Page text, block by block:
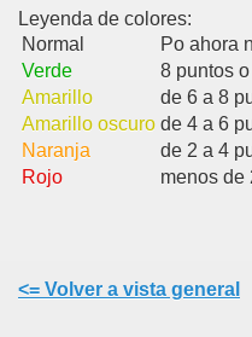
Leyenda de colores:
Normal
Po ahora
Verde
8 puntos
Amarillo
de 6 a 8
Amarillo oscuro de 4 a 6
Naranja
de 2 a 4
Rojo
menos de
<= Volver a vista general